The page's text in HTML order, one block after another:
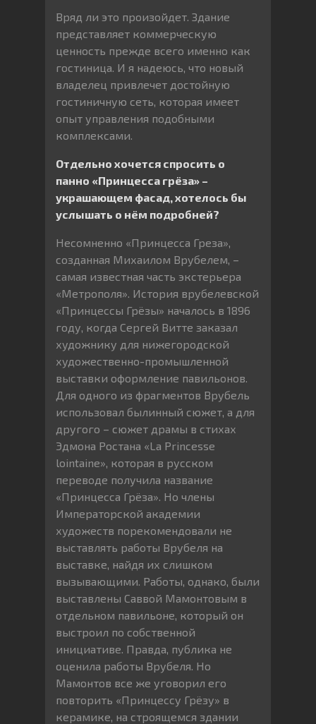
Вряд ли это произойдет. Здание
представляет коммерческую
ценность прежде всего именно как
гостиница. И я надеюсь, что новый
владелец привлечет достойную
гостиничную сеть, которая имеет
опыт управления подобными
комплексами.
Отдельно хочется спросить о
панно «Принцесса грёза» –
украшающем фасад, хотелось бы
услышать о нём подробней?
Несомненно «Принцесса Греза»,
созданная Михаилом Врубелем, –
самая известная часть экстерьера
«Метрополя». История врубелевской
«Принцессы Грёзы» началось в 1896
году, когда Сергей Витте заказал
художнику для нижегородской
художественно-промышленной
выставки оформление павильонов.
Для одного из фрагментов Врубель
использовал былинный сюжет, а для
другого – сюжет драмы в стихах
Эдмона Ростана «La Princesse
lointaine», которая в русском
переводе получила название
«Принцесса Грёза». Но члены
Императорской академии
художеств порекомендовали не
выставлять работы Врубеля на
выставке, найдя их слишком
вызывающими. Работы, однако, были
выставлены Саввой Мамонтовым в
отдельном павильоне, который он
выстроил по собственной
инициативе. Правда, публика не
оценила работы Врубеля. Но
Мамонтов все же уговорил его
повторить «Принцессу Грёзу» в
керамике, на строящемся здании